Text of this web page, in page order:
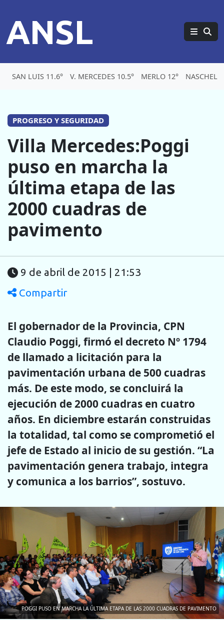
ANSL
SAN LUIS 11.6° V. MERCEDES 10.5° MERLO 12° NASCHEL
PROGRESO Y SEGURIDAD
Villa Mercedes:Poggi
puso en marcha la
última etapa de las
2000 cuadras de
pavimento
9 de abril de 2015 | 21:53
Compartir
El gobernador de la Provincia, CPN
Claudio Poggi, firmó el decreto Nº 1794
de llamado a licitación para la
pavimentación urbana de 500 cuadras
más. De este modo, se concluirá la
ejecución de 2000 cuadras en cuatro
años. En diciembre estarán construidas
la totalidad, tal como se comprometió el
jefe de Estado al inicio de su gestión. “La
pavimentación genera trabajo, integra
y comunica a los barrios”, sostuvo.
POGGI PUSO EN MARCHA LA ÚLTIMA ETAPA DE LAS 2000 CUADRAS DE PAVIMENTO